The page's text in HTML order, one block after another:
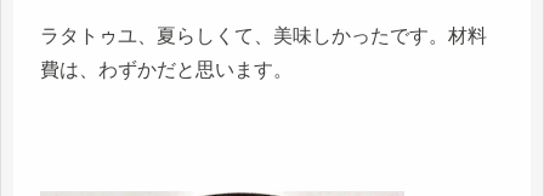
ラタトゥユ、夏らしくて、美味しかったです。材料
費は、わずかだと思います。